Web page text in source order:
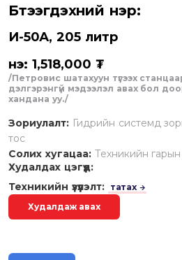
Бүтээгдэхүүний нэр:
И-50А, 205 литр
Үнэ: 1,518,000 ₮
/Петровис шатахуун түгээх
дэлгэрэнгүй мэдээлэл авах бол
хандана уу./
Зориулалт: Гидрийн системд
тос
Солих хугацаа: Техникийн гарын
Худалдах цэгүүд:
Техникийн үзүүлэлт:
татах
Худалдаж авах